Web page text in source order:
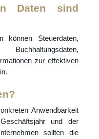
Daten sind
können Steuerdaten,
zur effektiven
Anwendbarkeit
und der
sollten die